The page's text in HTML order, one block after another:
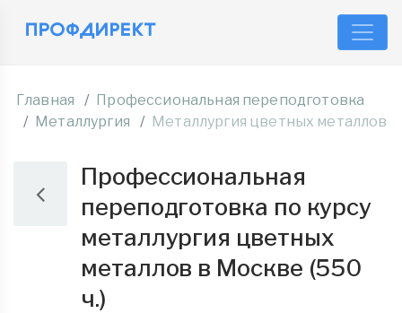
Главная
Профессиональная переподготовка
Металлургия
Металлургия цветных металлов
Профессиональная
переподготовка по курсу
металлургия цветных
металлов в Москве (550
ч.)